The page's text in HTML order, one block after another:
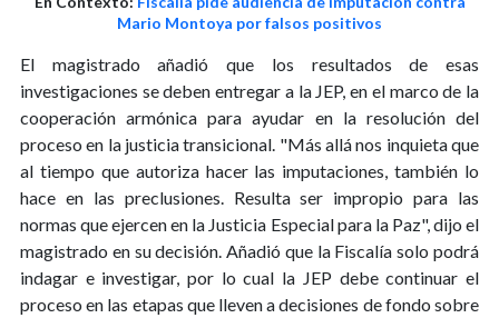
Mario Montoya por falsos positivos
El magistrado añadió que los resultados de esas
investigaciones se deben entregar a la JEP, en el marco de la
cooperación armónica para ayudar en la resolución del
proceso en la justicia transicional. "Más allá nos inquieta que
al tiempo que autoriza hacer las imputaciones, también lo
hace en las preclusiones. Resulta ser impropio para las
normas que ejercen en la Justicia Especial para la Paz", dijo el
magistrado en su decisión. Añadió que la Fiscalía solo podrá
indagar e investigar, por lo cual la JEP debe continuar el
proceso en las etapas que lleven a decisiones de fondo sobre